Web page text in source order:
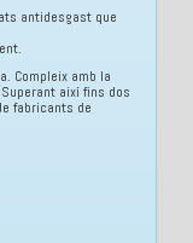
antidesgast que
Compleix amb la
així fins dos
fabricants de